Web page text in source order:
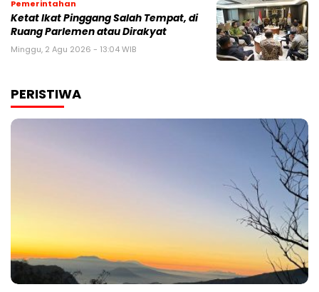
Pemerintahan
Ketat Ikat Pinggang Salah Tempat, di
Ruang Parlemen atau Dirakyat
Minggu, 2 Agu 2026 - 13:04 WIB
PERISTIWA